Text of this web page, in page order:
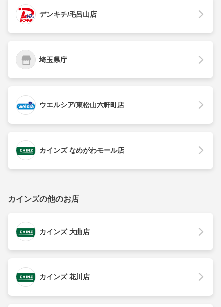
デンキチ/毛呂山店
埼玉県庁
ウエルシア/東松山六軒町店
カインズ なめがわモール店
カインズの他のお店
カインズ 大曲店
カインズ 花川店